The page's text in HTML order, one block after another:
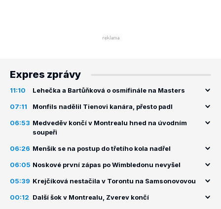
Expres zprávy
11:10 Lehečka a Bartůňková o osmifinále na Masters
07:11 Monfils nadělil Tienovi kanára, přesto padl
06:53 Medveděv končí v Montrealu hned na úvodním
soupeři
06:26 Menšík se na postup do třetího kola nadřel
06:05 Noskové první zápas po Wimbledonu nevyšel
05:39 Krejčíková nestačila v Torontu na Samsonovovou
00:12 Další šok v Montrealu, Zverev končí